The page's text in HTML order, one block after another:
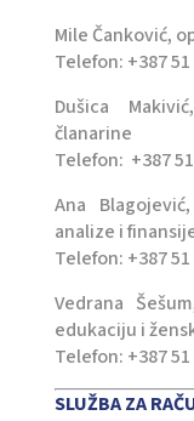
Mile Čanković,
Telefon: +387 51
Dušica
članarine
Telefon: +387
Ana
analize i
Telefon: +387 51
Vedrana
edukaciju i
Telefon: +387 51
SLUŽBA ZA